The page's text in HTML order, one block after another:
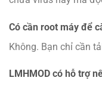
Có cần root máy để
Không. Bạn chỉ cần
LMHMOD có hỗ trợ